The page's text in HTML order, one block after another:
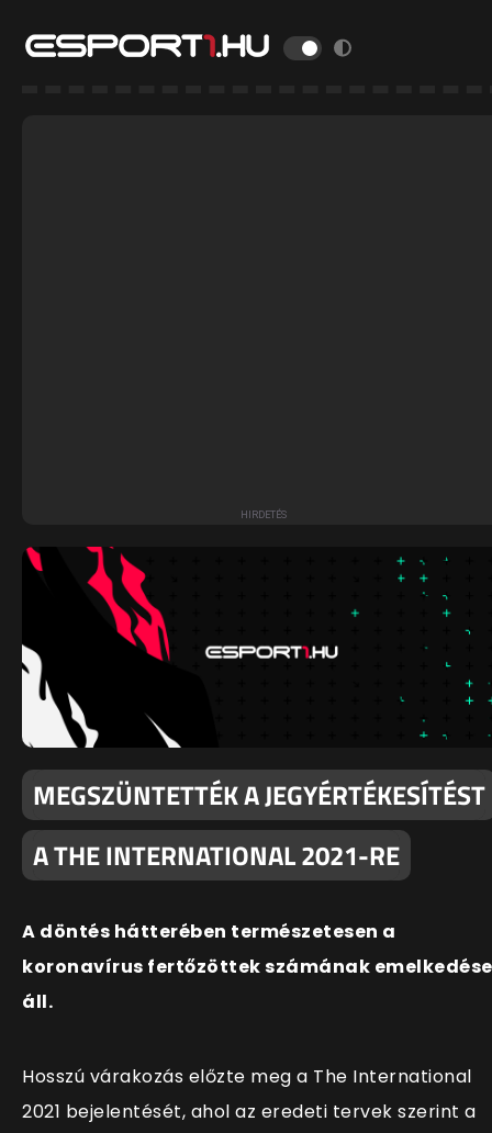
MEGSZÜNTETTÉK A JEGYÉRTÉKESÍTÉST
A THE INTERNATIONAL 2021-RE
A döntés hátterében természetesen a
koronavírus fertőzöttek számának emelkedése
áll.
Hosszú várakozás előzte meg a The International
2021 bejelentését, ahol az eredeti tervek szerint a